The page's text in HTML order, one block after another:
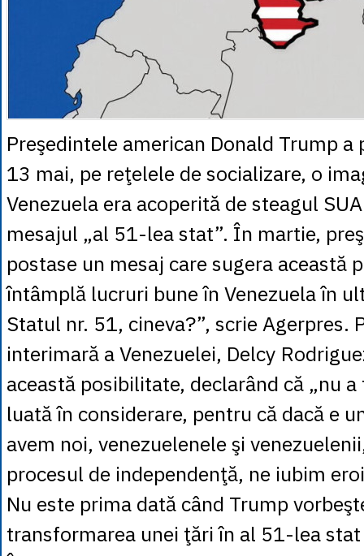
Preşedintele american Donald Trump
13 mai, pe reţelele de socializare, o
Venezuela era acoperită de steagul
mesajul „al 51-lea stat”. În martie,
postase un mesaj care sugera această
întâmplă lucruri bune în Venezuela în
Statul nr. 51, cineva?”, scrie Agerpres.
interimară a Venezuelei, Delcy
această posibilitate, declarând că „nu
luată în considerare, pentru că dacă e
avem noi, venezuelenele şi
procesul de independenţă, ne iubim
Nu este prima dată când Trump
transformarea unei ţări în al 51-lea